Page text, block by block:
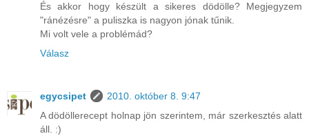
És akkor hogy készült a sikeres dödölle? Megjegyzem
"ránézésre" a puliszka is nagyon jónak tűnik.
Mi volt vele a problémád?
Válasz
egycsipet
2010. október 8. 9:47
A dödöllerecept holnap jön szerintem, már szerkesztés alatt
áll. :)